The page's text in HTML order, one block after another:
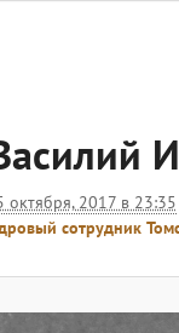
октября, 2017 в 23:35
сотрудник